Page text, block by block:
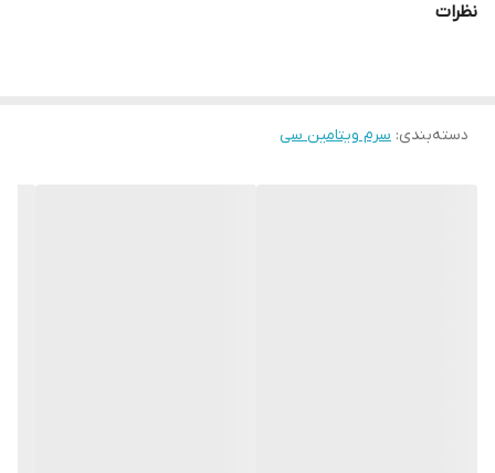
باتونرپاک کنید.
نظرات
دسته‌بندی: سرم ویتامین سی